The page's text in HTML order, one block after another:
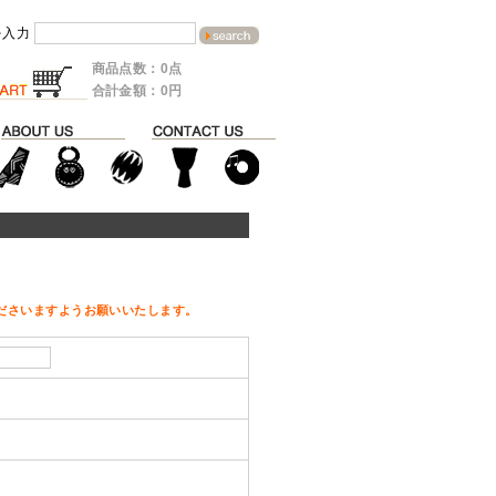
力
商品点数：0点
合計金額：0円
いますようお願いいたします。